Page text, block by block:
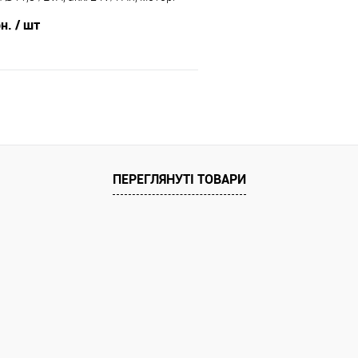
/ шт
ПЕРЕГЛЯНУТІ ТОВАРИ